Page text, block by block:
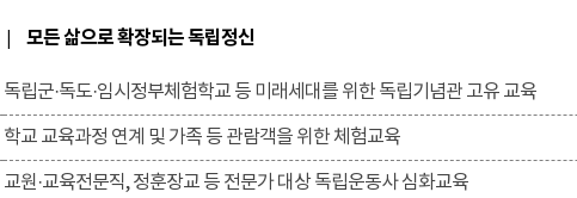
모든 삶으로 확장되는 독립정신
독립군·독도·임시정부체험학교 등 미래세대를 위한 독립기념관 고유 교육
학교 교육과정 연계 및 가족 등 관람객을 위한 체험교육
교원·교육전문직, 정훈장교 등 전문가 대상 독립운동사 심화교육